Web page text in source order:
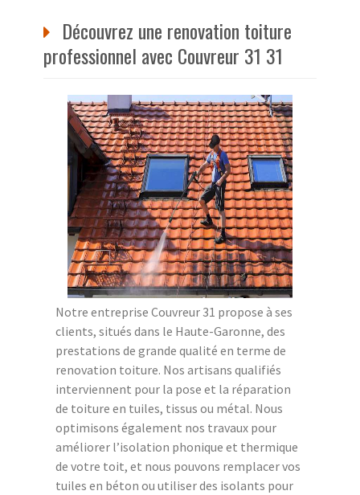
Découvrez une renovation toiture
professionnel avec Couvreur 31 31
Notre entreprise Couvreur 31 propose à ses
clients, situés dans le Haute-Garonne, des
prestations de grande qualité en terme de
renovation toiture. Nos artisans qualifiés
interviennent pour la pose et la réparation
de toiture en tuiles, tissus ou métal. Nous
optimisons également nos travaux pour
améliorer l’isolation phonique et thermique
de votre toit, et nous pouvons remplacer vos
tuiles en béton ou utiliser des isolants pour